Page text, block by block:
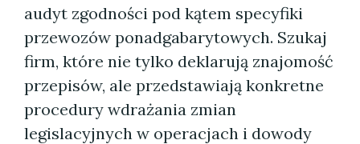
audyt zgodności pod kątem specyfiki
przewozów ponadgabarytowych. Szukaj
firm, które nie tylko deklarują znajomość
przepisów, ale przedstawiają konkretne
procedury wdrażania zmian
legislacyjnych w operacjach i dowody